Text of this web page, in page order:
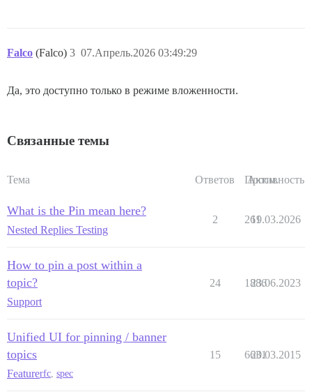
Falco (Falco) 07.Апрель.2026 03:49:29
3
Да, это доступно только в режиме вложенности.
Связанные темы
Тема Ответов Просм.
Активность
What is the Pin mean here?
Nested Replies Testing
2 261
19.03.2026
How to pin a post within a
topic?
Support
24 1886
23.06.2023
Unified UI for pinning / banner
topics
Featurerfc, spec
15 6631
20.03.2015